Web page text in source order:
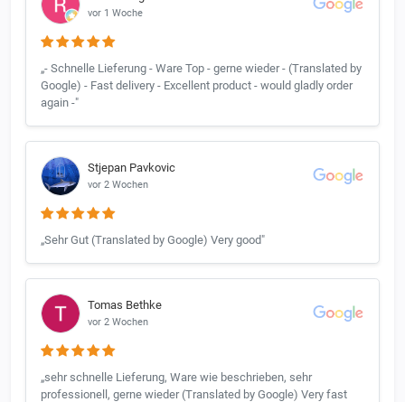
vor 1 Woche
„- Schnelle Lieferung - Ware Top - gerne wieder - (Translated by
Google) - Fast delivery - Excellent product - would gladly order
again -"
Stjepan Pavkovic
vor 2 Wochen
„Sehr Gut (Translated by Google) Very good"
Tomas Bethke
vor 2 Wochen
„sehr schnelle Lieferung, Ware wie beschrieben, sehr
professionell, gerne wieder (Translated by Google) Very fast